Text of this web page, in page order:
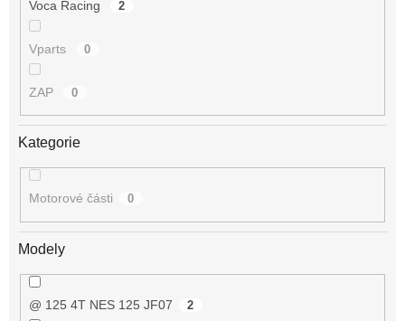
Voca Racing 2
Vparts 0
ZAP 0
Kategorie
Motorové části 0
Modely
@ 125 4T NES 125 JF07 2